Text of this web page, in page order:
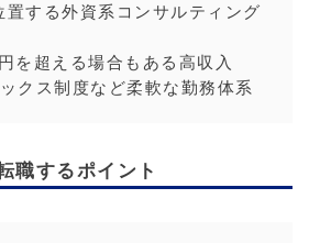
置する外資系コンサルティング
を超える場合もある高収入
クス制度など柔軟な勤務体系
職するポイント